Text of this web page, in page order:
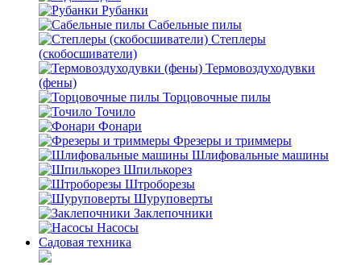
Рубанки
Сабельные пилы
Степлеры
(скобосшиватели)
Термовоздуходувки
(фены)
Торцовочные пилы
Точило
Фонари
Фрезеры и триммеры
Шлифовальные машины
Шпилькорез
Штроборезы
Шуруповерты
Заклепочники
Насосы
Садовая техника